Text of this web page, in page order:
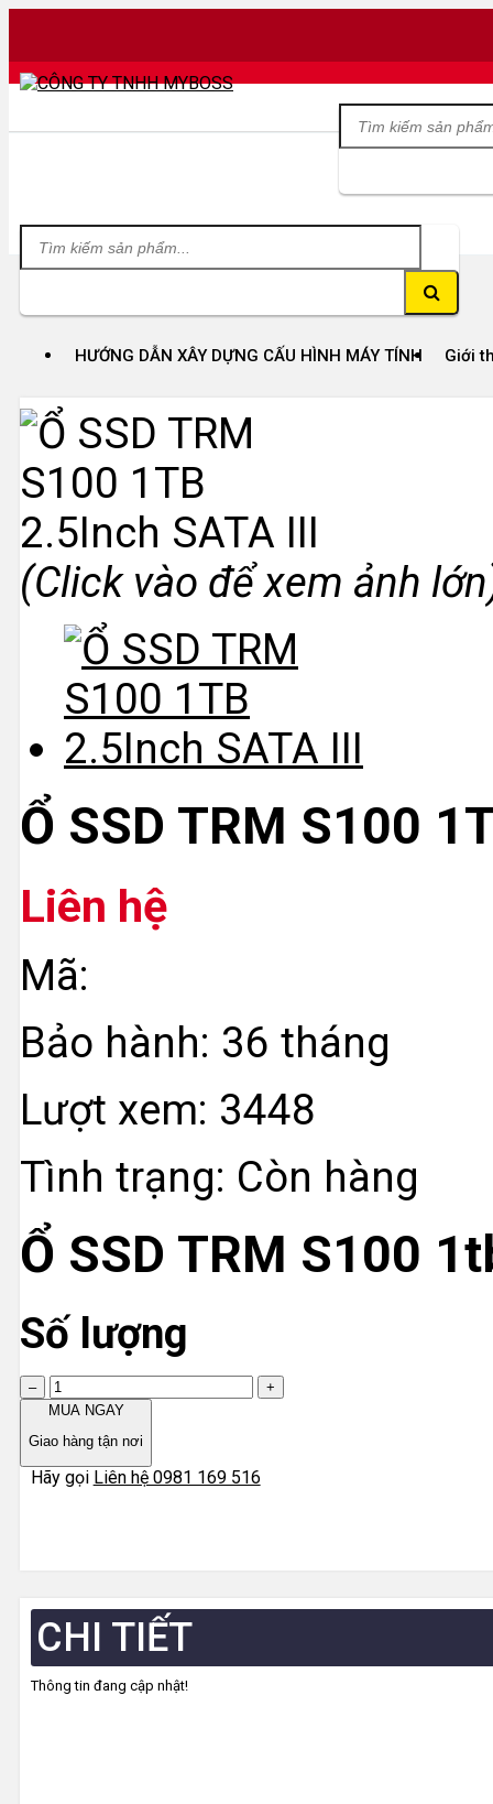
HƯỚNG DẪN XÂY DỰNG CẤU HÌNH MÁY TÍNH Giới
(Click vào để xem ảnh
Ổ SSD TRM S100
Liên hệ
Mã:
Bảo hành: 36 tháng
Lượt xem: 3448
Tình trạng: Còn hàng
Ổ SSD TRM S100
Số lượng
–
+
MUA NGAY
Giao hàng tận nơi
Hãy gọi Liên hệ 0981 169 516
CHI TIẾT
Thông tin đang cập nhật!